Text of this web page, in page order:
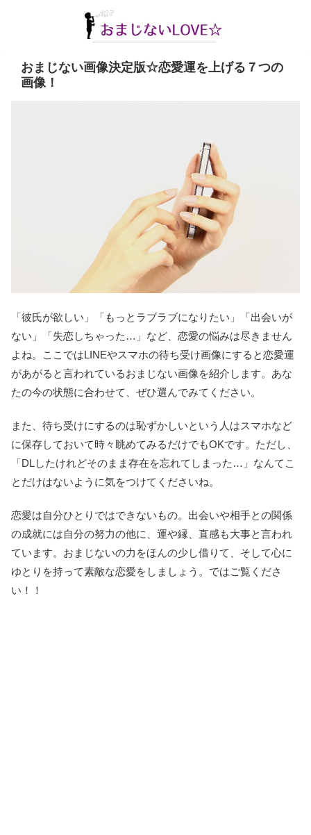
おまじない画像決定版☆恋愛運を上げる７つの
画像！
「彼氏が欲しい」「もっとラブラブになりたい」「出会いが
ない」「失恋しちゃった…」など、恋愛の悩みは尽きません
よね。ここではLINEやスマホの待ち受け画像にすると恋愛運
があがると言われているおまじない画像を紹介します。あな
たの今の状態に合わせて、ぜひ選んでみてください。
また、待ち受けにするのは恥ずかしいという人はスマホなど
に保存しておいて時々眺めてみるだけでもOKです。ただし、
「DLしたけれどそのまま存在を忘れてしまった…」なんてこ
とだけはないように気をつけてくださいね。
恋愛は自分ひとりではできないもの。出会いや相手との関係
の成就には自分の努力の他に、運や縁、直感も大事と言われ
ています。おまじないの力をほんの少し借りて、そして心に
ゆとりを持って素敵な恋愛をしましょう。ではご覧くださ
い！！